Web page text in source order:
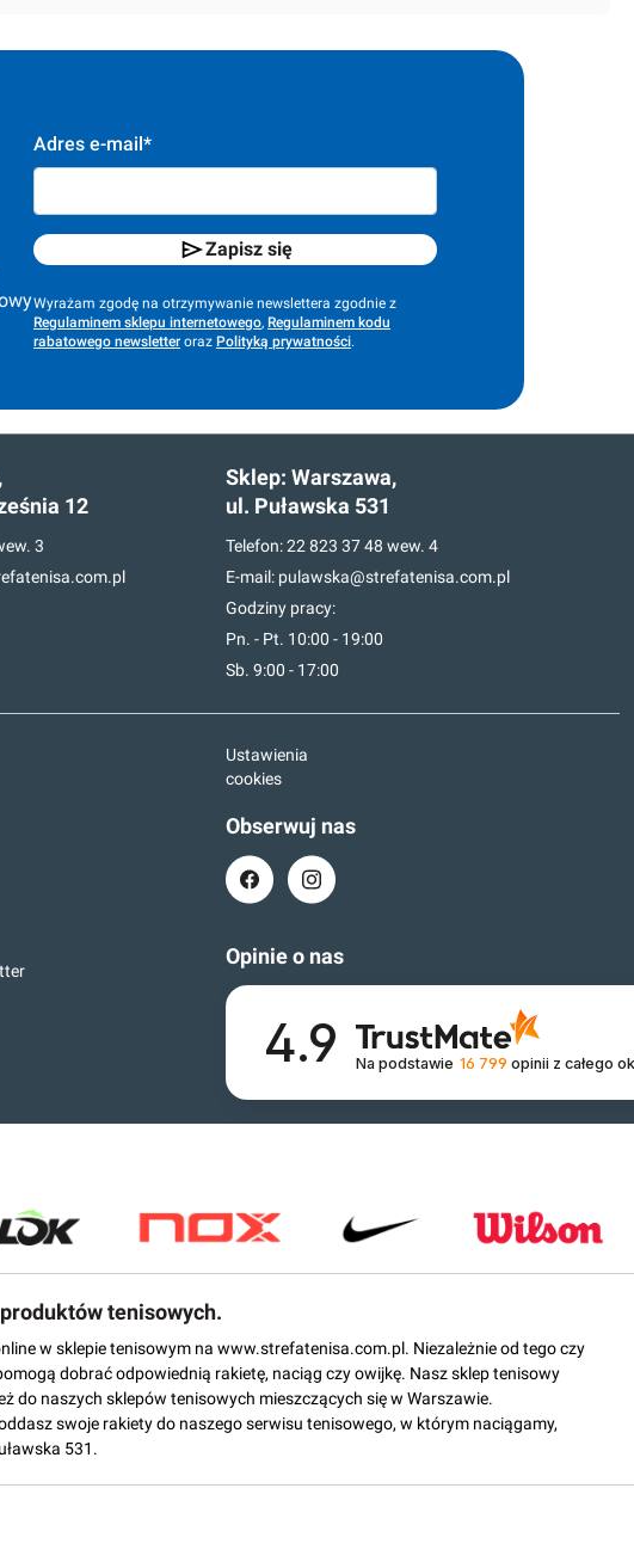
Adres e-mail*
Zapisz się
Wyrażam zgodę na otrzymywanie newslettera zgodnie z
Regulaminem sklepu internetowego, Regulaminem kodu
rabatowego newsletter oraz Polityką prywatności.
12
3
Sklep: Warszawa,
ul. Puławska 531
Telefon:22 823 37 48 wew. 4
E-mail: pulawska@strefatenisa.com.pl
Godziny pracy:
Pn. - Pt. 10:00 - 19:00
Sb. 9:00 - 17:00
Ustawienia
cookies
Obserwuj nas
Opinie o nas
4.9 Na podstawie 16 799 opinii z całego
tenisowych.
w sklepie tenisowym na www.strefatenisa.com.pl. Niezależnie od tego czy
dobrać odpowiednią rakietę, naciąg czy owijkę. Nasz sklep tenisowy
naszych sklepów tenisowych mieszczących się w Warszawie.
swoje rakiety do naszego serwisu tenisowego, w którym naciągamy,
531.